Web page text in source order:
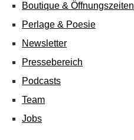
Boutique & Öffnungszeiten
Perlage & Poesie
Newsletter
Pressebereich
Podcasts
Team
Jobs